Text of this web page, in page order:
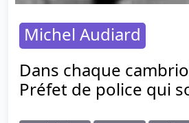
Michel Audiard
Dans chaque
Préfet de police qui